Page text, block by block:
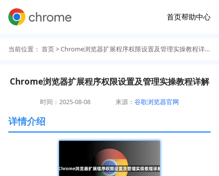
首页帮助中心
当前位置： 首页> Chrome浏览器扩展程序权限设置及管理实操教程详解
Chrome浏览器扩展程序权限设置及管理实操教程详解
时间：2025-08-08 来源：谷歌浏览器官网
详情介绍